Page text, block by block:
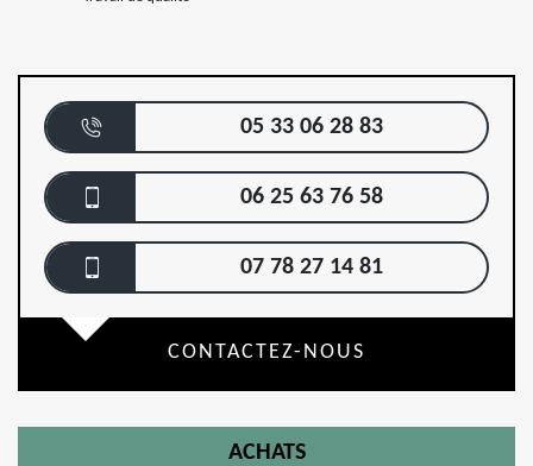
05 33 06 28 83
06 25 63 76 58
07 78 27 14 81
CONTACTEZ-NOUS
ACHATS